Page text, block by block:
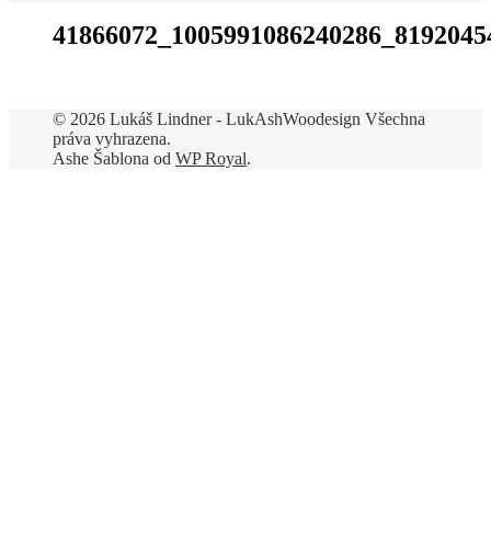
© 2026 Lukáš Lindner - LukAshWoodesign Všechna
práva vyhrazena.
Ashe Šablona od WP Royal.